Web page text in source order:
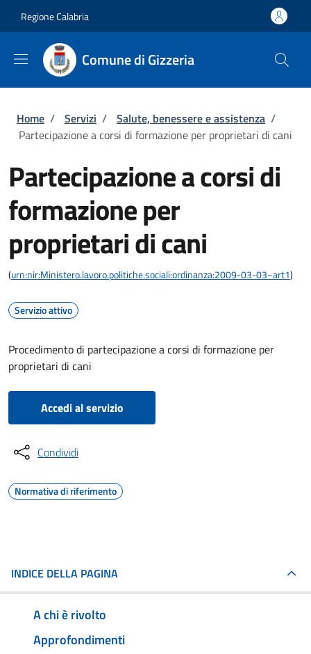
Regione Calabria
Comune di Gizzeria
Briciole di pane
Home / Servizi / Salute, benessere e assistenza /
Partecipazione a corsi di formazione per proprietari di cani
Partecipazione a corsi di
formazione per
proprietari di cani
(urn:nir:Ministero.lavoro.politiche.sociali:ordinanza:2009-03-03~art1)
Servizio attivo
Procedimento di partecipazione a corsi di formazione per
proprietari di cani
Accedi al servizio
Condividi
Normativa di riferimento
INDICE DELLA PAGINA
A chi è rivolto
Approfondimenti